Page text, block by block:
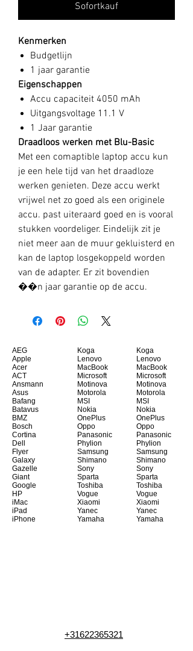
Sofortkauf
Kenmerken
Budgetlijn
1 jaar garantie
Eigenschappen
Accu capaciteit 4050 mAh
Uitgangsvoltage 11.1 V
1 Jaar garantie
Draadloos werken met Blu-Basic
Met een comaptible laptop accu kun
je een hele tijd van het draadloze
werken genieten. Deze accu werkt
vrijwel net zo goed als een originele
accu. past uiteraard goed en is vooral
stukken voordeliger. Eindelijk zit je
niet meer aan de muur gekluisterd en
kan de laptop losgekoppeld worden
van de adapter. Er zit bovendien
��n jaar garantie op de accu.
AEG
Apple
Acer
ACT
Ansmann
Asus
Bafang
Batavus
BMZ
Bosch
Cortina
Dell
Flyer
Galaxy
Gazelle
Giant
Google
HP
iMac
iPad
iPhone
Koga
Lenovo
MacBook
Microsoft
Motinova
Motorola
MSI
Nokia
OnePlus
Oppo
Panasonic
Phylion
Samsung
Shimano
Sony
Sparta
Toshiba
Vogue
Xiaomi
Yanec
Yamaha
Koga
Lenovo
MacBook
Microsoft
Motinova
Motorola
MSI
Nokia
OnePlus
Oppo
Panasonic
Phylion
Samsung
Shimano
Sony
Sparta
Toshiba
Vogue
Xiaomi
Yanec
Yamaha
+31622365321